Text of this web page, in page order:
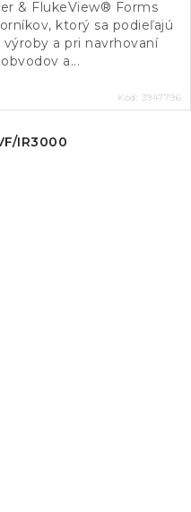
& FlukeView® Forms
ktorý sa podieľajú
a pri navrhovaní
a...
Kód: 3947796
IR3000